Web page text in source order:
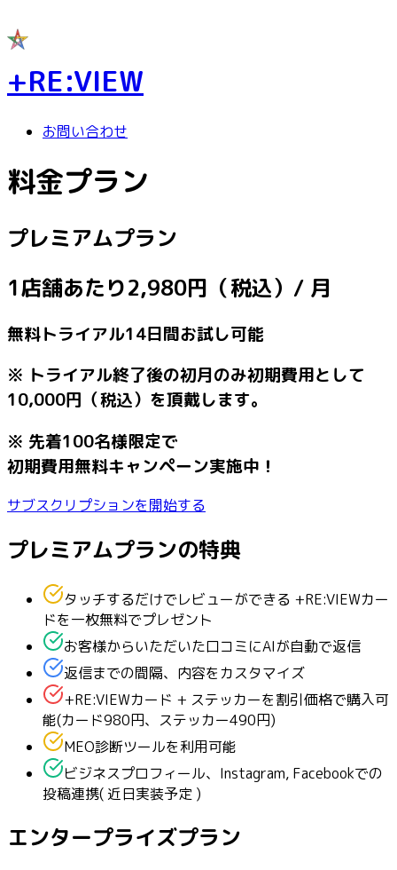
+RE:VIEW
お問い合わせ
料金プラン
プレミアムプラン
1店舗あたり2,980円（税込）/ 月
無料トライアル14日間お試し可能
※ トライアル終了後の初月のみ初期費用として
10,000円（税込）を頂戴します。
※ 先着100名様限定で
初期費用無料キャンペーン実施中！
サブスクリプションを開始する
プレミアムプランの特典
タッチするだけでレビューができる +RE:VIEWカー
ドを一枚無料でプレゼント
お客様からいただいた口コミにAIが自動で返信
返信までの間隔、内容をカスタマイズ
+RE:VIEWカード + ステッカーを割引価格で購入可
能(カード980円、ステッカー490円)
MEO診断ツールを利用可能
ビジネスプロフィール、Instagram, Facebookでの
投稿連携( 近日実装予定 )
エンタープライズプラン